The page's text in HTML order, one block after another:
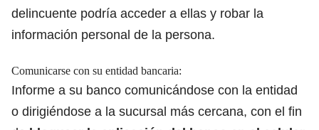
delincuente podría acceder a ellas y robar la
información personal de la persona.
Comunicarse con su entidad bancaria:
Informe a su banco comunicándose con la entidad
o dirigiéndose a la sucursal más cercana, con el fin